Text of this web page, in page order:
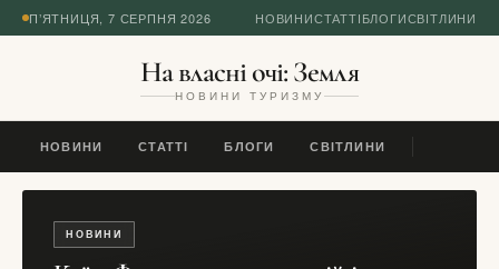
П’ЯТНИЦЯ, 7 СЕРПНЯ 2026 НОВИНИСТАТТІБЛОГИСВІТЛИНИ
На власні очі: Земля
НОВИНИ ТУРИЗМУ
НОВИНИ СТАТТІ БЛОГИ СВІТЛИНИ
НОВИНИ